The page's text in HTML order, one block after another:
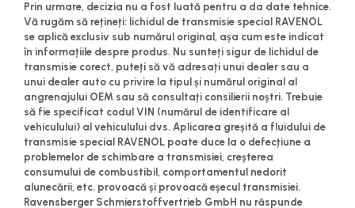
Prin urmare, decizia nu a fost luată pentru a da date tehnice.
Vă rugăm să rețineți: lichidul de transmisie special RAVENOL
se aplică exclusiv sub numărul original, așa cum este indicat
în informațiile despre produs. Nu sunteți sigur de lichidul de
transmisie corect, puteți să vă adresați unui dealer sau a
unui dealer auto cu privire la tipul și numărul original al
angrenajului OEM sau să consultați consilierii noștri. Trebuie
să fie specificat codul VIN (numărul de identificare al
vehiculului) al vehiculului dvs. Aplicarea greșită a fluidului de
transmisie special RAVENOL poate duce la o defecțiune a
problemelor de schimbare a transmisiei, creșterea
consumului de combustibil, comportamentul nedorit
alunecării, etc. provoacă și provoacă eșecul transmisiei.
Ravensberger Schmierstoffvertrieb GmbH nu răspunde